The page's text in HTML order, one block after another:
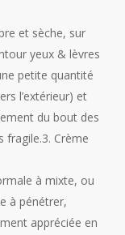
et sèche, sur
yeux & lèvres
petite quantité
l’extérieur) et
du bout des
Crème
à mixte, ou
à pénétrer,
appréciée en